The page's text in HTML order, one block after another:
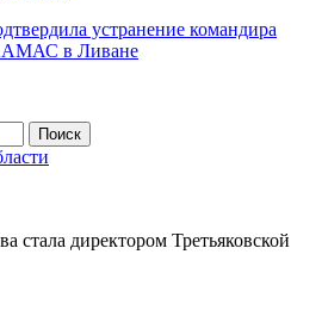
устранение командира
в Ливане
стала директором Третьяковской